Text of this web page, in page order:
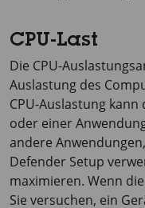
CPU-Last
Die CPU-
Auslastung des
CPU-Auslastung
oder einer
andere
Defender Setup
maximieren. Wenn
Sie versuchen, ein